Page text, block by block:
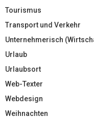
Tourismus
Transport und Verkehr
Unternehmerisch
Urlaub
Urlaubsort
Web-Texter
Webdesign
Weihnachten